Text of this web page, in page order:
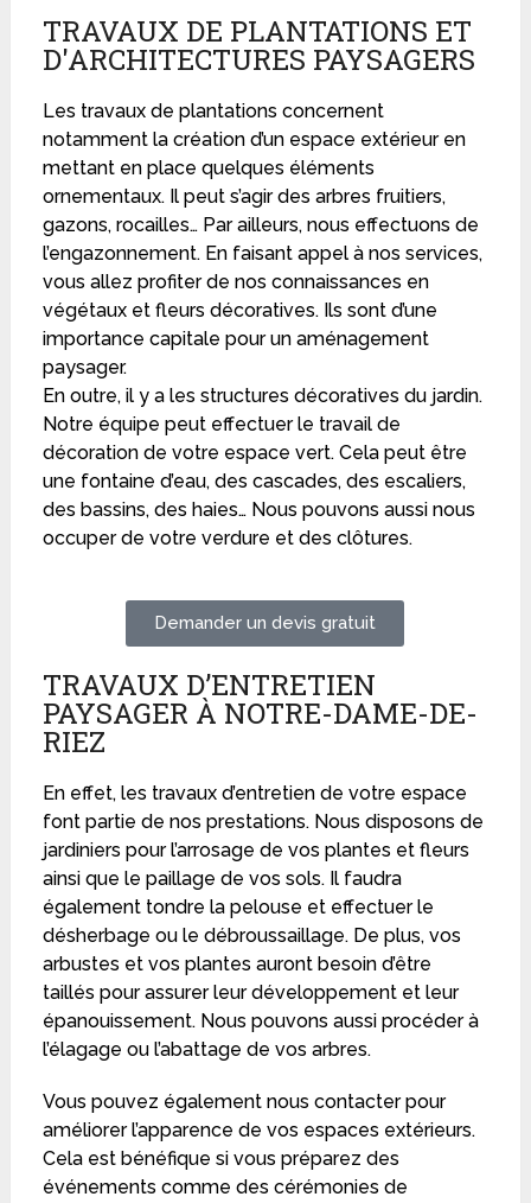
TRAVAUX DE PLANTATIONS ET
D'ARCHITECTURES PAYSAGERS
Les travaux de plantations concernent
notamment la création d’un espace extérieur en
mettant en place quelques éléments
ornementaux. Il peut s’agir des arbres fruitiers,
gazons, rocailles… Par ailleurs, nous effectuons de
l’engazonnement. En faisant appel à nos services,
vous allez profiter de nos connaissances en
végétaux et fleurs décoratives. Ils sont d’une
importance capitale pour un aménagement
paysager.
En outre, il y a les structures décoratives du jardin.
Notre équipe peut effectuer le travail de
décoration de votre espace vert. Cela peut être
une fontaine d’eau, des cascades, des escaliers,
des bassins, des haies… Nous pouvons aussi nous
occuper de votre verdure et des clôtures.
Demander un devis gratuit
TRAVAUX D’ENTRETIEN
PAYSAGER À NOTRE-DAME-DE-
RIEZ
En effet, les travaux d’entretien de votre espace
font partie de nos prestations. Nous disposons de
jardiniers pour l’arrosage de vos plantes et fleurs
ainsi que le paillage de vos sols. Il faudra
également tondre la pelouse et effectuer le
désherbage ou le débroussaillage. De plus, vos
arbustes et vos plantes auront besoin d’être
taillés pour assurer leur développement et leur
épanouissement. Nous pouvons aussi procéder à
l’élagage ou l’abattage de vos arbres.
Vous pouvez également nous contacter pour
améliorer l’apparence de vos espaces extérieurs.
Cela est bénéfique si vous préparez des
événements comme des cérémonies de